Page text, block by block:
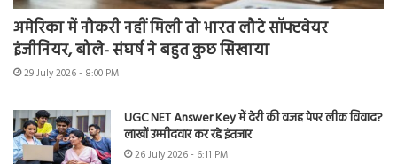
अमेरिका में नौकरी नहीं मिली तो भारत लौटे सॉफ्टवेयर
इंजीनियर, बोले- संघर्ष ने बहुत कुछ सिखाया
29 July 2026 - 8:00 PM
UGC NET Answer Key में देरी की वजह पेपर लीक विवाद?
लाखों उम्मीदवार कर रहे इंतजार
26 July 2026 - 6:11 PM